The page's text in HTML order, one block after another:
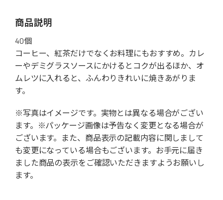
商品説明
40個
コーヒー、紅茶だけでなくお料理にもおすすめ。カレ
ーやデミグラスソースにかけるとコクが出るほか、オ
ムレツに入れると、ふんわりきれいに焼きあがりま
す。
※写真はイメージです。実物とは異なる場合がござい
ます。※パッケージ画像は予告なく変更となる場合が
ございます。また、商品表示の記載内容に関しまして
も変更になっている場合もございます。お手元に届き
ました商品の表示をご確認いただきますようお願いし
ます。